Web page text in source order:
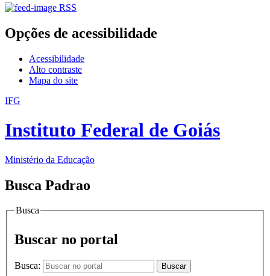
RSS
Opções de acessibilidade
Acessibilidade
Alto contraste
Mapa do site
IFG
Instituto Federal de Goiás
Ministério da Educação
Busca Padrao
Busca
Buscar no portal
Busca: Buscar